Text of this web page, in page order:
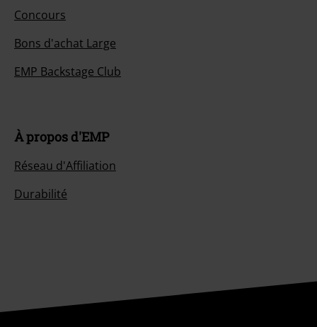
Concours
Bons d'achat Large
EMP Backstage Club
À propos d'EMP
Réseau d'Affiliation
Durabilité